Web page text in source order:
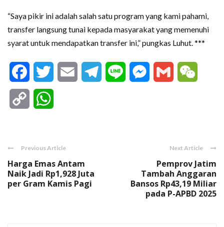
“Saya pikir ini adalah salah satu program yang kami pahami,
transfer langsung tunai kepada masyarakat yang memenuhi
syarat untuk mendapatkan transfer ini,” pungkas Luhut. ***
FacebookTwitter Email Telegram
Line Messenger
Gmail
Copy
Previous Article
Harga Emas Antam
Naik Jadi Rp1,928 Juta
per Gram Kamis Pagi
Next Article
Pemprov Jatim
Tambah Anggaran
Bansos Rp43,19 Miliar
pada P-APBD 2025